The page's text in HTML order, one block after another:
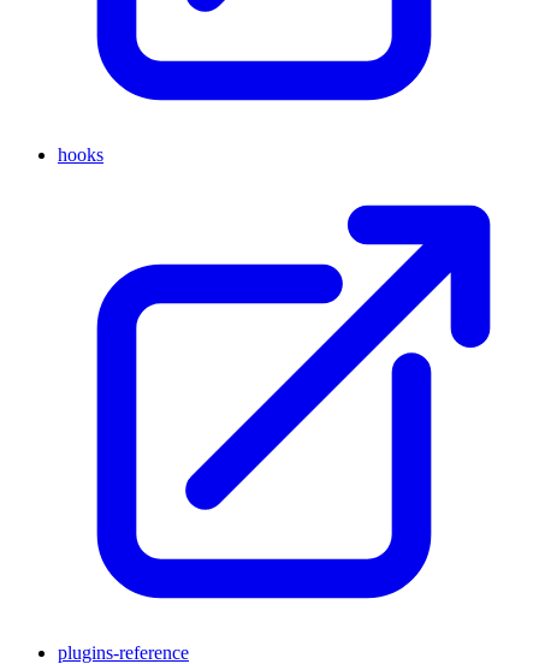
hooks
plugins-reference